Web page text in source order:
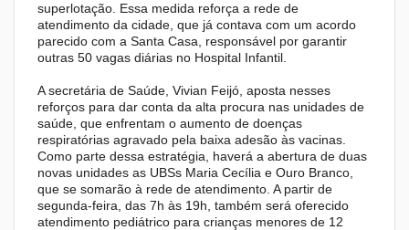
superlotação. Essa medida reforça a rede de
atendimento da cidade, que já contava com um acordo
parecido com a Santa Casa, responsável por garantir
outras 50 vagas diárias no Hospital Infantil.
A secretária de Saúde, Vivian Feijó, aposta nesses
reforços para dar conta da alta procura nas unidades de
saúde, que enfrentam o aumento de doenças
respiratórias agravado pela baixa adesão às vacinas.
Como parte dessa estratégia, haverá a abertura de duas
novas unidades as UBSs Maria Cecília e Ouro Branco,
que se somarão à rede de atendimento. A partir de
segunda-feira, das 7h às 19h, também será oferecido
atendimento pediátrico para crianças menores de 12